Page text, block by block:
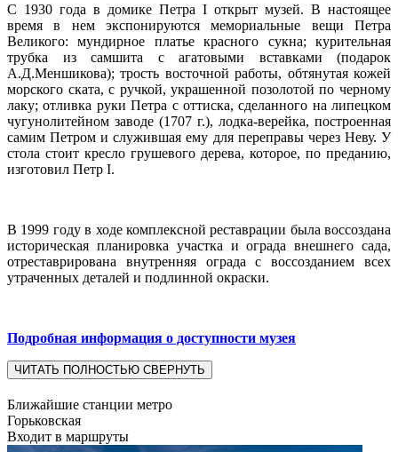
С 1930 года в домике Петра I открыт музей. В настоящее
время в нем экспонируются мемориальные вещи Петра
Великого: мундирное платье красного сукна; курительная
трубка из самшита с агатовыми вставками (подарок
А.Д.Меншикова); трость восточной работы, обтянутая кожей
морского ската, с ручкой, украшенной позолотой по черному
лаку; отливка руки Петра с оттиска, сделанного на липецком
чугунолитейном заводе (1707 г.), лодка-верейка, построенная
самим Петром и служившая ему для переправы через Неву. У
стола стоит кресло грушевого дерева, которое, по преданию,
изготовил Петр I.
В 1999 году в ходе комплексной реставрации была воссоздана
историческая планировка участка и ограда внешнего сада,
отреставрирована внутренняя ограда с воссозданием всех
утраченных деталей и подлинной окраски.
Подробная информация о доступности музея
ЧИТАТЬ ПОЛНОСТЬЮ СВЕРНУТЬ
Ближайшие станции метро
Горьковская
Входит в маршруты